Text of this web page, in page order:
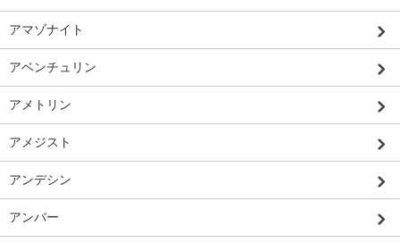
アマゾナイト
アベンチュリン
アメトリン
アメジスト
アンデシン
アンバー